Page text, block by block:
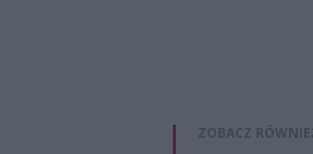
ZOBACZ